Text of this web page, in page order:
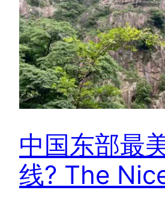
中国东部最
线? The